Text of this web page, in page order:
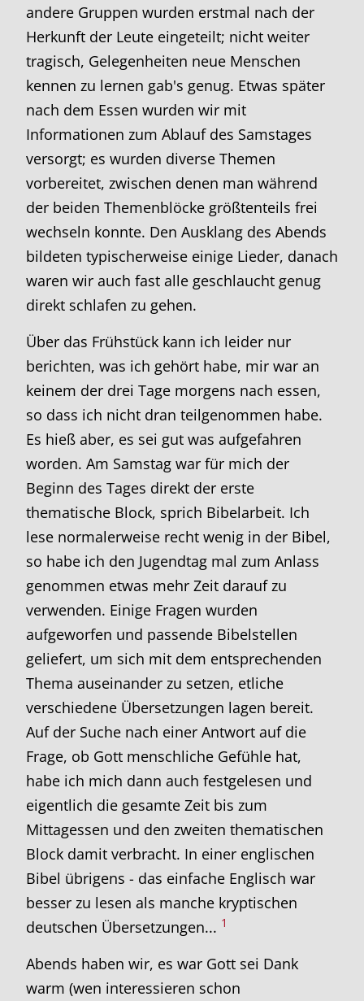
andere Gruppen wurden erstmal nach der
Herkunft der Leute eingeteilt; nicht weiter
tragisch, Gelegenheiten neue Menschen
kennen zu lernen gab's genug. Etwas später
nach dem Essen wurden wir mit
Informationen zum Ablauf des Samstages
versorgt; es wurden diverse Themen
vorbereitet, zwischen denen man während
der beiden Themenblöcke größtenteils frei
wechseln konnte. Den Ausklang des Abends
bildeten typischerweise einige Lieder, danach
waren wir auch fast alle geschlaucht genug
direkt schlafen zu gehen.
Über das Frühstück kann ich leider nur
berichten, was ich gehört habe, mir war an
keinem der drei Tage morgens nach essen,
so dass ich nicht dran teilgenommen habe.
Es hieß aber, es sei gut was aufgefahren
worden. Am Samstag war für mich der
Beginn des Tages direkt der erste
thematische Block, sprich Bibelarbeit. Ich
lese normalerweise recht wenig in der Bibel,
so habe ich den Jugendtag mal zum Anlass
genommen etwas mehr Zeit darauf zu
verwenden. Einige Fragen wurden
aufgeworfen und passende Bibelstellen
geliefert, um sich mit dem entsprechenden
Thema auseinander zu setzen, etliche
verschiedene Übersetzungen lagen bereit.
Auf der Suche nach einer Antwort auf die
Frage, ob Gott menschliche Gefühle hat,
habe ich mich dann auch festgelesen und
eigentlich die gesamte Zeit bis zum
Mittagessen und den zweiten thematischen
Block damit verbracht. In einer englischen
Bibel übrigens - das einfache Englisch war
besser zu lesen als manche kryptischen
deutschen Übersetzungen... 1
Abends haben wir, es war Gott sei Dank
warm (wen interessieren schon